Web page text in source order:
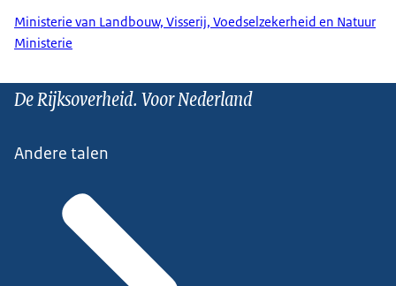
Ministerie van Landbouw, Visserij, Voedselzekerheid en Natuur
Ministerie
De Rijksoverheid. Voor Nederland
Andere talen